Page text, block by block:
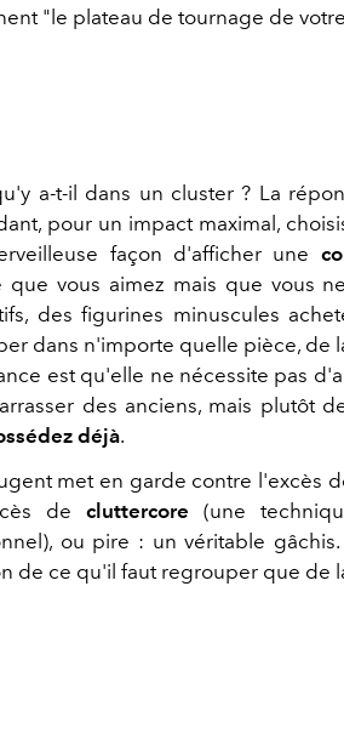
"le plateau de tournage de
a-t-il dans un cluster ? La
pour un impact maximal,
façon d'afficher une
que vous aimez mais que vous
des figurines minuscules
dans n'importe quelle pièce, de
est qu'elle ne nécessite pas
des anciens, mais plutôt
déjà.
met en garde contre l'excès
de cluttercore (une
ou pire : un véritable gâchis.
de ce qu'il faut regrouper que de